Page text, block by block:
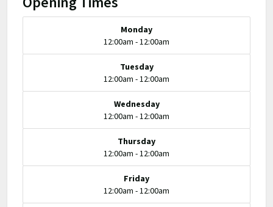
Monday
12:00am - 12:00am
Tuesday
12:00am - 12:00am
Wednesday
12:00am - 12:00am
Thursday
12:00am - 12:00am
Friday
12:00am - 12:00am